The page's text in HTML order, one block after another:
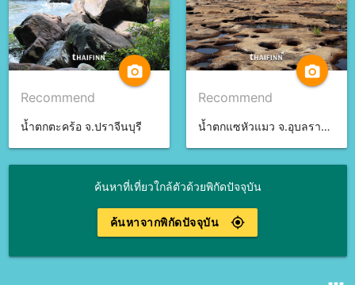
camera_alt
Recommend
น้ำตกตะคร้อ จ.ปราจีนบุรี
camera_alt
Recommend
น้ำตกแซหัวแมว จ.อุบลราชธานี
ค้นหาที่เที่ยวใกล้ตัวด้วยพิกัดปัจจุบัน
gps_fixed
ค้นหาจากพิกัดปัจจุบัน